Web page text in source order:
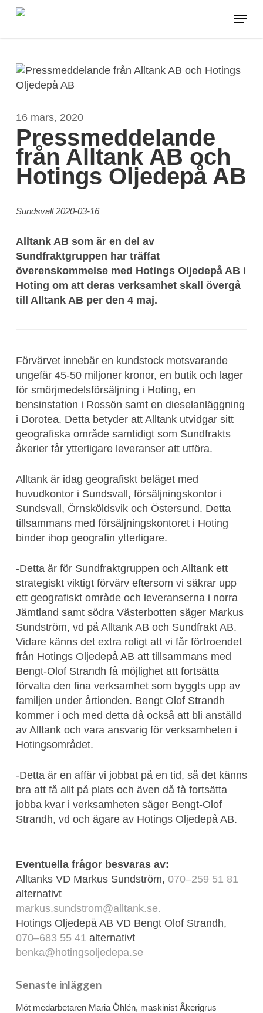
Skip
main
Menu
16 mars, 2020
Pressmeddelande
från Alltank AB och
Hotings Oljedepå AB
Sundsvall 2020-03-16
Alltank AB som är en del av
Sundfraktgruppen har träffat
överenskommelse med Hotings Oljedepå AB i
Hoting om att deras verksamhet skall övergå
till Alltank AB per den 4 maj.
Förvärvet innebär en kundstock motsvarande
ungefär 45-50 miljoner kronor, en butik och lager
för smörjmedelsförsäljning i Hoting, en
bensinstation i Rossön samt en dieselanläggning
i Dorotea. Detta betyder att Alltank utvidgar sitt
geografiska område samtidigt som Sundfrakts
åkerier får ytterligare leveranser att utföra.
Alltank är idag geografiskt beläget med
huvudkontor i Sundsvall, försäljningskontor i
Sundsvall, Örnsköldsvik och Östersund. Detta
tillsammans med försäljningskontoret i Hoting
binder ihop geografin ytterligare.
-Detta är för Sundfraktgruppen och Alltank ett
strategiskt viktigt förvärv eftersom vi säkrar upp
ett geografiskt område och leveranserna i norra
Jämtland samt södra Västerbotten säger Markus
Sundström, vd på Alltank AB och Sundfrakt AB.
Vidare känns det extra roligt att vi får förtroendet
från Hotings Oljedepå AB att tillsammans med
Bengt-Olof Strandh få möjlighet att fortsätta
förvalta den fina verksamhet som byggts upp av
familjen under årtionden. Bengt Olof Strandh
kommer i och med detta då också att bli anställd
av Alltank och vara ansvarig för verksamheten i
Hotingsområdet.
-Detta är en affär vi jobbat på en tid, så det känns
bra att få allt på plats och även då få fortsätta
jobba kvar i verksamheten säger Bengt-Olof
Strandh, vd och ägare av Hotings Oljedepå AB.
Eventuella frågor besvaras av:
Alltanks VD Markus Sundström, 070–259 51 81
alternativt
markus.sundstrom@alltank.se.
Hotings Oljedepå AB VD Bengt Olof Strandh,
070–683 55 41 alternativt
benka@hotingsoljedepa.se
Senaste inläggen
Möt medarbetaren Maria Öhlén, maskinist Åkerigrus